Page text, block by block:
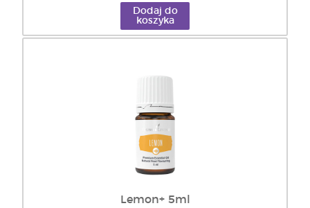
Dodaj do
koszyka
Lemon+ 5ml